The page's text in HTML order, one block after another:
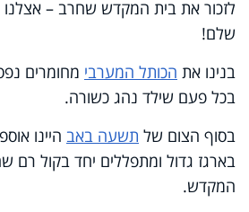
לזכור את בית המקדש שחרב – אצלנו
שלם!
בנינו את הכותל המערבי מחומרים
בכל פעם שילד נהג כשורה.
בסוף הצום של תשעה באב היינו
בארגז גדול ומתפללים יחד בקול רם
המקדש.